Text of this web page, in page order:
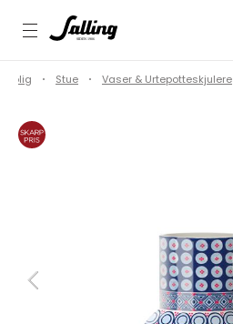
Bolig Stue Vaser & Urtepotteskjulere